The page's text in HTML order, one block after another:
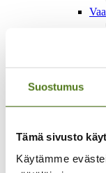
Suostumus
Tämä sivusto
KäytämmeArvot ja